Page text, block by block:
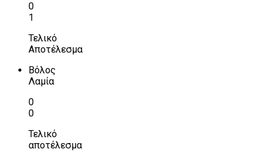
0
1
Τελικό
Αποτέλεσμα
Βόλος
Λαμία
0
0
Τελικό
αποτέλεσμα